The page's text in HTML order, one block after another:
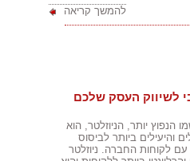
להמשך קריאה
לשיווק העסק שלכם
הנפוץ יותר, הניוזלטר, הוא
והיעילים ביותר לביסוס
לקוחות החברה. ניוזלטר